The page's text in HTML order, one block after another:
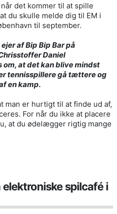
det kommer til at spille
du skulle melde dig til EM i
til september.
af Bip Bip Bar på
Daniel
om, at det kan blive mindst
tennisspillere gå tættere og
en kamp.
man er hurtigt til at finde ud af,
For når du ikke at placere
at du ødelægger rigtig mange
elektroniske spilcafé i